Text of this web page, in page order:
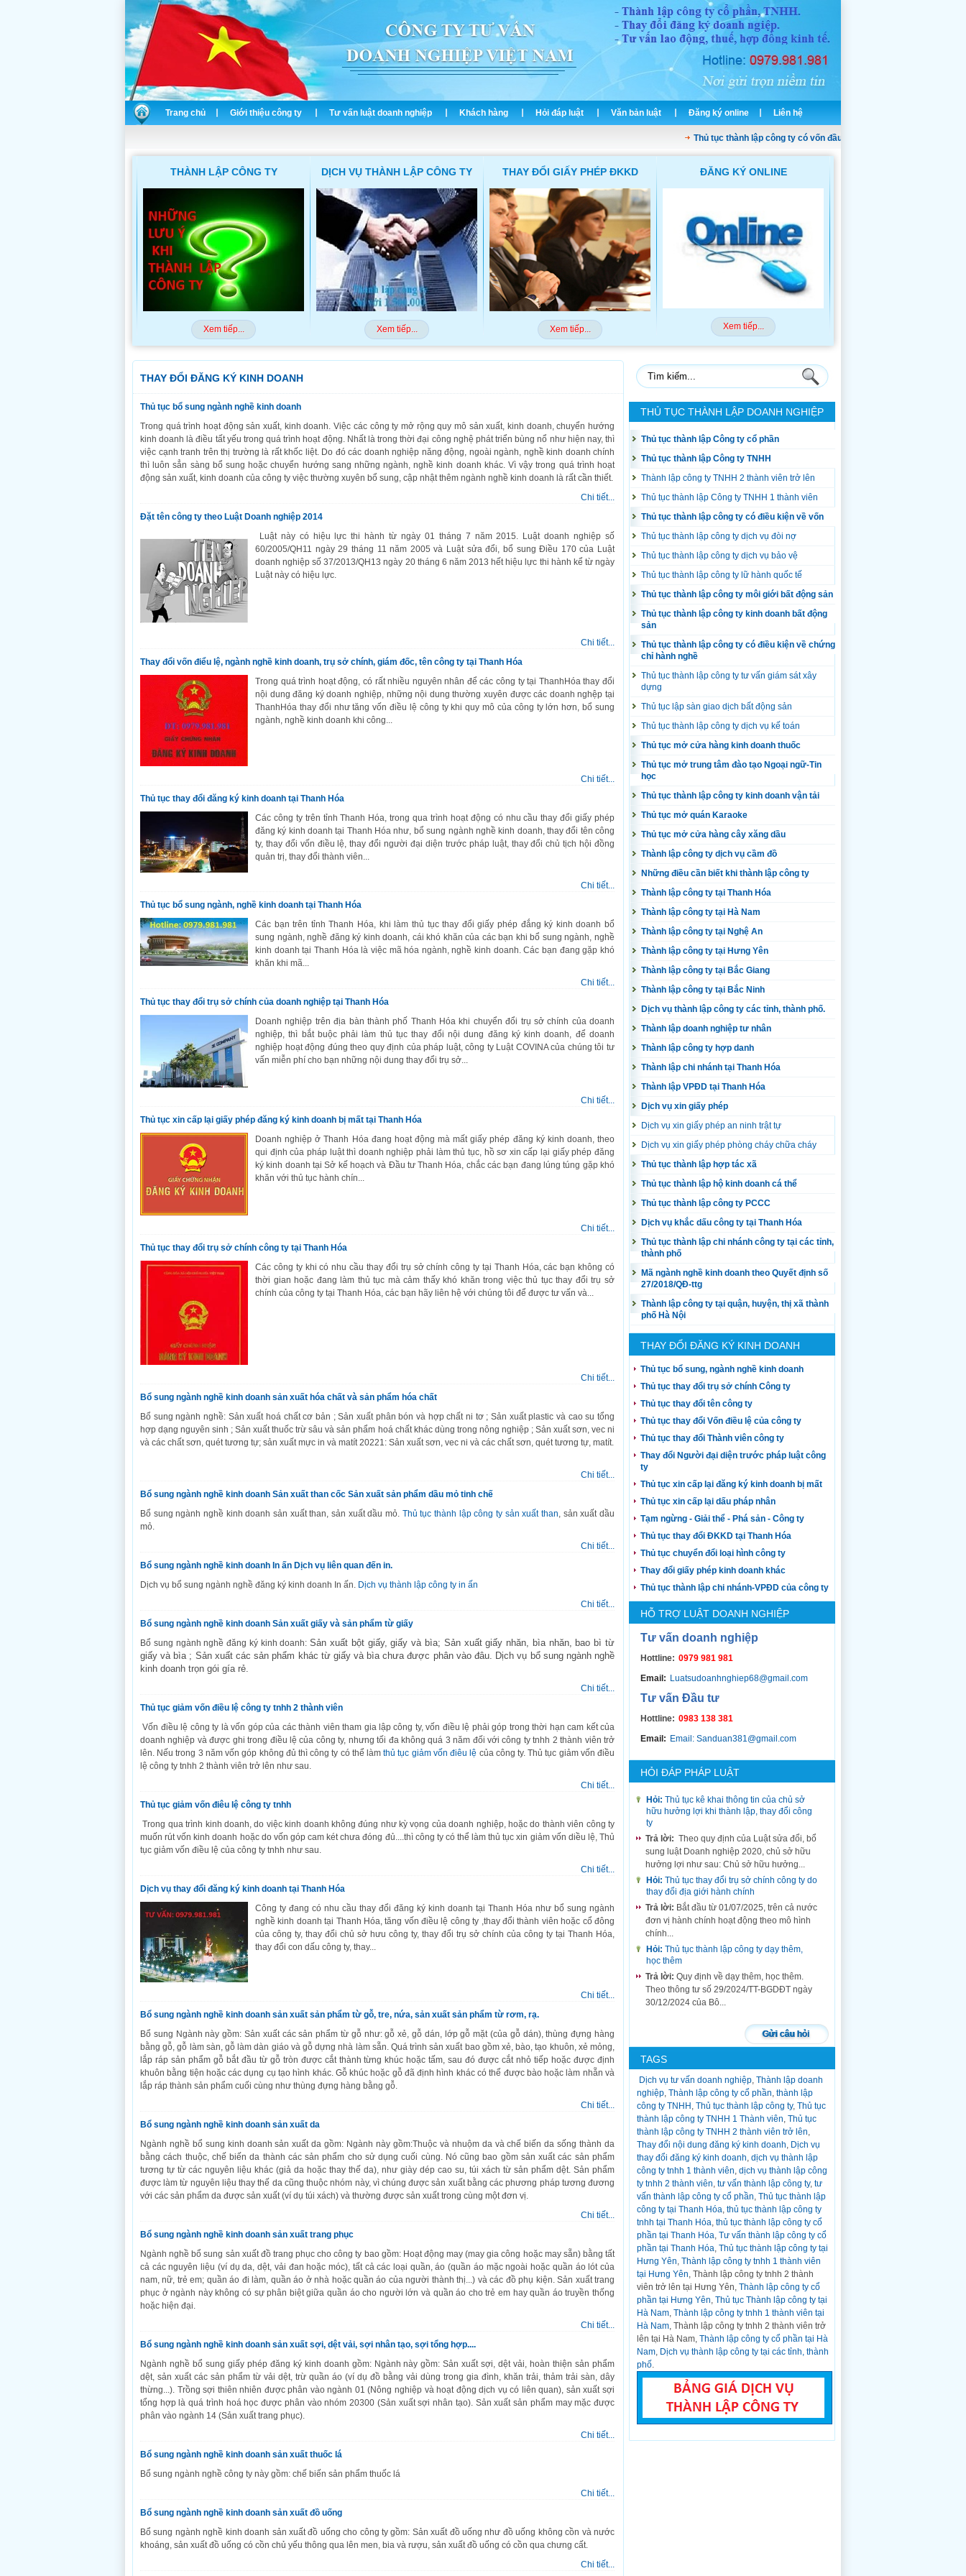
Trang chủ Giới thiệu công ty Tư vấn luật doanh nghiệp Khách hàng Hỏi đáp luật Văn bản luật Đăng ký online Liên hệ
Thủ tục thành lập công ty có vốn đầu tư nước ngoài
THÀNH LẬP CÔNG TY
Xem tiếp...
DỊCH VỤ THÀNH LẬP CÔNG TY
Xem tiếp...
THAY ĐỔI GIẤY PHÉP ĐKKD
Xem tiếp...
ĐĂNG KÝ ONLINE
Xem tiếp...
THAY ĐỔI ĐĂNG KÝ KINH DOANH
Thủ tục bổ sung ngành nghề kinh doanh
Trong quá trình hoạt động sản xuất, kinh doanh. Việc các công ty mở rộng quy mô sản xuất, kinh doanh, chuyển hướng
kinh doanh là điều tất yếu trong quá trình hoạt động. Nhất là trong thời đại công nghệ phát triển bùng nổ như hiện nay, thì
việc cạnh tranh trên thị trường là rất khốc liệt. Do đó các doanh nghiệp năng động, ngoài ngành, nghề kinh doanh chính
thì luôn sẳn sàng bổ sung hoặc chuyển hướng sang những ngành, nghề kinh doanh khác. Vì vậy trong quá trình hoạt
động sản xuất, kinh doanh của công ty việc thường xuyên bổ sung, cập nhật thêm ngành nghề kinh doanh là rất cần thiết.
Chi tiết...
Đặt tên công ty theo Luật Doanh nghiệp 2014
Luật này có hiệu lực thi hành từ ngày 01 tháng 7 năm 2015. Luật doanh nghiệp số
60/2005/QH11 ngày 29 tháng 11 năm 2005 và Luật sửa đổi, bổ sung Điều 170 của Luật
doanh nghiệp số 37/2013/QH13 ngày 20 tháng 6 năm 2013 hết hiệu lực thi hành kể từ ngày
Luật này có hiệu lực.
Chi tiết...
Thay đổi vốn điểu lệ, ngành nghề kinh doanh, trụ sở chính, giám đốc, tên công ty tại Thanh Hóa
Trong quá trình hoạt động, có rất nhiều nguyên nhân để các công ty tại ThanhHóa thay đổi
nội dung đăng ký doanh nghiệp, những nội dung thường xuyên được các doanh nghệp tại
ThanhHóa thay đổi như tăng vốn điều lệ công ty khi quy mô của công ty lớn hơn, bổ sung
ngành, nghề kinh doanh khi công...
Chi tiết...
Thủ tục thay đổi đăng ký kinh doanh tại Thanh Hóa
Các công ty trên tỉnh Thanh Hóa, trong qua trình hoạt động có nhu cầu thay đổi giấy phép
đăng ký kinh doanh tại Thanh Hóa như, bổ sung ngành nghề kinh doanh, thay đổi tên công
ty, thay đổi vốn điều lệ, thay đổi người đại diện trước pháp luật, thay đổi chủ tịch hội đồng
quản trị, thay đổi thành viên...
Chi tiết...
Thủ tục bổ sung ngành, nghề kinh doanh tại Thanh Hóa
Các bạn trên tỉnh Thanh Hóa, khi làm thủ tục thay đổi giấy phép đắng ký kinh doanh bổ
sung ngành, nghề đăng ký kinh doanh, cái khó khăn của các bạn khi bổ sung ngành, nghề
kinh doanh tại Thanh Hóa là việc mã hóa ngành, nghề kinh doanh. Các bạn đang gặp khó
khăn khi mã...
Chi tiết...
Thủ tục thay đổi trụ sở chính của doanh nghiệp tại Thanh Hóa
Doanh nghiệp trên địa bàn thành phố Thanh Hóa khi chuyển đổi trụ sở chính của doanh
nghiệp, thì bắt buộc phải làm thủ tục thay đổi nội dung đăng ký kinh doanh, để doanh
nghiệp hoạt động đúng theo quy định của pháp luật, công ty Luật COVINA của chúng tôi tư
vấn miễn phí cho bạn những nội dung thay đổi trụ sở...
Chi tiết...
Thủ tục xin cấp lại giấy phép đăng ký kinh doanh bị mất tại Thanh Hóa
Doanh nghiệp ở Thanh Hóa đang hoạt động mà mất giấy phép đăng ký kinh doanh, theo
qui định của pháp luật thì doanh nghiệp phải làm thủ tục, hồ sơ xin cấp lại giấy phép đăng
ký kinh doanh tại Sở kế hoạch và Đầu tư Thanh Hóa, chắc các bạn đang lúng túng gặp khó
khăn với thủ tục hành chín...
Chi tiết...
Thủ tục thay đổi trụ sở chính công ty tại Thanh Hóa
Các công ty khi có nhu cầu thay đổi trụ sở chính công ty tại Thanh Hóa, các bạn không có
thời gian hoặc đang làm thủ tục mà cảm thấy khó khăn trong việc thủ tục thay đổi trụ sở
chính của công ty tại Thanh Hóa, các bạn hãy liên hệ với chúng tôi để được tư vấn và...
Chi tiết...
Bổ sung ngành nghề kinh doanh sản xuất hóa chất và sản phẩm hóa chất
Bổ sung ngành nghề: Sản xuất hoá chất cơ bản ; Sản xuất phân bón và hợp chất ni tơ ; Sản xuất plastic và cao su tổng
hợp dạng nguyên sinh ; Sản xuất thuốc trừ sâu và sản phẩm hoá chất khác dùng trong nông nghiệp ; Sản xuất sơn, vec ni
và các chất sơn, quét tương tự; sản xuất mực in và matít 20221: Sản xuất sơn, vec ni và các chất sơn, quét tương tự, matít.
Chi tiết...
Bổ sung ngành nghề kinh doanh Sản xuất than cốc Sản xuất sản phẩm dầu mỏ tinh chế
Bổ sung ngành nghề kinh doanh sản xuất than, sản xuất dầu mỏ. Thủ tục thành lập công ty sản xuất than, sản xuất dầu
mỏ.
Chi tiết...
Bổ sung ngành nghề kinh doanh In ấn Dịch vụ liên quan đến in.
Dịch vụ bổ sung ngành nghề đăng ký kinh doanh In ấn. Dịch vụ thành lập công ty in ấn
Chi tiết...
Bổ sung ngành nghề kinh doanh Sản xuất giấy và sản phẩm từ giấy
Bổ sung ngành nghề đăng ký kinh doanh:Sản xuất bột giấy, giấy và bìa; Sản xuất giấy nhăn, bìa nhăn, bao bì từ
giấy và bìa ; Sản xuất các sản phẩm khác từ giấy và bìa chưa được phân vào đâu. Dịch vụ bổ sung ngành nghề
kinh doanh trọn gói gía rẻ.
Chi tiết...
Thủ tục giảm vốn điều lệ công ty tnhh 2 thành viên
Vốn điều lệ công ty là vốn góp của các thành viên tham gia lập công ty, vốn điều lệ phải góp trong thời hạn cam kết của
doanh nghiệp và được ghi trong điều lệ của công ty, nhưng tối đa không quá 3 năm đối với công ty tnhh 2 thành viên trở
lên. Nếu trong 3 năm vốn góp không đủ thì công ty có thể làmthủ tục giảm vốn điêu lệ của công ty. Thủ tục giảm vốn điều
lệ công ty tnhh 2 thành viên trở lên như sau.
Chi tiết...
Thủ tục giảm vốn điêu lệ công ty tnhh
Trong qua trình kinh doanh, do việc kinh doanh không đúng như kỳ vọng của doanh nghiệp, hoặc do thành viên công ty
muốn rút vốn kinh doanh hoặc do vốn góp cam két chưa đóng đủ....thì công ty có thể làm thủ tục xin giảm vốn diều lệ, Thủ
tục giảm vốn điều lệ của công ty tnhh như sau.
Chi tiết...
Dịch vụ thay đổi đăng ký kinh doanh tại Thanh Hóa
Công ty đang có nhu cầu thay đổi đăng ký kinh doanh tại Thanh Hóa như bổ sung ngành
nghề kinh doanh tại Thanh Hóa, tăng vốn điều lệ công ty ,thay đổi thành viên hoặc cổ đông
của công ty, thay đổi chủ sở hưu công ty, thay đổi trụ sở chính của công ty tại Thanh Hóa,
thay đổi con dấu công ty, thay...
Chi tiết...
Bổ sung ngành nghề kinh doanh sản xuất sản phẩm từ gỗ, tre, nứa, sản xuất sản phẩm từ rơm, rạ.
Bổ sung Ngành này gồm: Sản xuất các sản phẩm từ gỗ như: gỗ xẻ, gỗ dán, lớp gỗ mặt (của gỗ dán), thùng đựng hàng
bằng gỗ, gỗ làm sàn, gỗ làm dàn giáo và gỗ dựng nhà làm sẵn. Quá trình sản xuất bao gồm xẻ, bào, tạo khuôn, xẻ mỏng,
lắp ráp sản phẩm gỗ bắt đầu từ gỗ tròn được cắt thành từng khúc hoặc tấm, sau đó được cắt nhỏ tiếp hoặc được định
khuôn bằng tiện hoặc các dụng cụ tạo hình khác. Gỗ khúc hoặc gỗ đã định hình khác có thể được bào hoặc làm nhẵn và
lắp ráp thành sản phẩm cuối cùng như thùng đựng hàng bằng gỗ.
Chi tiết...
Bổ sung ngành nghề kinh doanh sản xuất da
Ngành nghề bổ sung kinh doanh sản xuất da gồm: Ngành này gồm:Thuộc và nhuộm da và chế biến da sống thành da
bằng cách thuộc, chế biến da thành các sản phẩm cho sử dụng cuối cùng. Nó cũng bao gồm sản xuất các sản phẩm
tương tự từ các nguyên liệu khác (giả da hoặc thay thế da), như giày dép cao su, túi xách từ sản phẩm dệt. Sản phẩm
được làm từ nguyên liệu thay thế da cũng thuộc nhóm này, vì chúng được sản xuất bằng các phương pháp tương đương
với các sản phẩm da được sản xuất (ví dụ túi xách) và thường được sản xuất trong cùng một đơn vị.
Chi tiết...
Bổ sung ngành nghề kinh doanh sản xuất trang phục
Ngành nghề bổ sung sản xuất đồ trang phục cho công ty bao gồm: Hoạt động may (may gia công hoặc may sẵn) bằng tất
cả các nguyên liệu (ví dụ da, dệt, vải đan hoặc móc), tất cả các loại quần, áo (quần áo mặc ngoài hoặc quần áo lót của
nam, nữ, trẻ em; quần áo đi làm, quần áo ở nhà hoặc quần áo của người thành thị...) và các đồ phụ kiện. Sản xuất trang
phục ở ngành này không có sự phân biệt giữa quần áo cho người lớn và quần áo cho trẻ em hay quần áo truyền thống
hoặc hiện đại.
Chi tiết...
Bổ sung ngành nghề kinh doanh sản xuất sợi, dệt vải, sợi nhân tạo, sợi tổng hợp....
Ngành nghề bổ sung giấy phép đăng ký kinh doanh gồm: Ngành này gồm: Sản xuất sợi, dệt vải, hoàn thiện sản phẩm
dệt, sản xuất các sản phẩm từ vải dệt, trừ quần áo (ví dụ đồ bằng vải dùng trong gia đình, khăn trải, thảm trải sàn, dây
thừng...). Trồng sợi thiên nhiên được phân vào ngành 01 (Nông nghiệp và hoạt động dịch vụ có liên quan), sản xuất sợi
tổng hợp là quá trình hoá học được phân vào nhóm 20300 (Sản xuất sợi nhân tạo). Sản xuất sản phẩm may mặc được
phân vào ngành 14 (Sản xuất trang phục).
Chi tiết...
Bổ sung ngành nghề kinh doanh sản xuất thuốc lá
Bổ sung ngành nghề công ty này gồm: chế biến sản phẩm thuốc lá
Chi tiết...
Bổ sung ngành nghề kinh doanh sản xuất đồ uống
Bổ sung ngành nghề kinh doanh sản xuất đồ uống cho công ty gồm: Sản xuất đồ uống như đồ uống không cồn và nước
khoáng, sản xuất đồ uống có cồn chủ yếu thông qua lên men, bia và rượu, sản xuất đồ uống có cồn qua chưng cất.
Chi tiết...
THỦ TỤC THÀNH LẬP DOANH NGHIỆP
Thủ tục thành lập Công ty cổ phần
Thủ tục thành lập Công ty TNHH
Thành lập công ty TNHH 2 thành viên trở lên
Thủ tục thành lập Công ty TNHH 1 thành viên
Thủ tục thành lập công ty có điều kiện về vốn
Thủ tục thành lập công ty dịch vụ đòi nợ
Thủ tục thành lập công ty dịch vụ bảo vệ
Thủ tục thành lập công ty lữ hành quốc tế
Thủ tục thành lập công ty môi giới bất động sản
Thủ tục thành lập công ty kinh doanh bất động
sản
Thủ tục thành lập công ty có điều kiện về chứng
chỉ hành nghề
Thủ tục thành lập công ty tư vấn giám sát xây
dựng
Thủ tục lập sàn giao dịch bất động sản
Thủ tục thành lập công ty dịch vụ kế toán
Thủ tục mở cửa hàng kinh doanh thuốc
Thủ tục mở trung tâm đào tạo Ngoại ngữ-Tin
học
Thủ tục thành lập công ty kinh doanh vận tải
Thủ tục mở quán Karaoke
Thủ tục mở cửa hàng cây xăng dầu
Thành lập công ty dịch vụ cầm đồ
Những điều cần biết khi thành lập công ty
Thành lập công ty tại Thanh Hóa
Thành lập công ty tại Hà Nam
Thành lập công ty tại Nghệ An
Thành lập công ty tại Hưng Yên
Thành lập công ty tại Bắc Giang
Thành lập công ty tại Bắc Ninh
Dịch vụ thành lập công ty các tỉnh, thành phố.
Thành lập doanh nghiệp tư nhân
Thành lập công ty hợp danh
Thành lập chi nhánh tại Thanh Hóa
Thành lập VPĐD tại Thanh Hóa
Dịch vụ xin giấy phép
Dịch vụ xin giấy phép an ninh trật tự
Dịch vụ xin giấy phép phòng cháy chữa cháy
Thủ tục thành lập hợp tác xã
Thủ tục thành lập hộ kinh doanh cá thể
Thủ tục thành lập công ty PCCC
Dịch vụ khắc dấu công ty tại Thanh Hóa
Thủ tục thành lập chi nhánh công ty tại các tỉnh,
thành phố
Mã ngành nghề kinh doanh theo Quyết định số
27/2018/QĐ-ttg
Thành lập công ty tại quận, huyện, thị xã thành
phố Hà Nội
THAY ĐỔI ĐĂNG KÝ KINH DOANH
Thủ tục bổ sung, ngành nghề kinh doanh
Thủ tục thay đổi trụ sở chính Công ty
Thủ tục thay đổi tên công ty
Thủ tục thay đổi Vốn điều lệ của công ty
Thủ tục thay đổi Thành viên công ty
Thay đổi Người đại diện trước pháp luật công
ty
Thủ tục xin cấp lại đăng ký kinh doanh bị mất
Thủ tục xin cấp lại dấu pháp nhân
Tạm ngừng - Giải thể - Phá sản - Công ty
Thủ tục thay đổi ĐKKD tại Thanh Hóa
Thủ tục chuyển đổi loại hình công ty
Thay đổi giấy phép kinh doanh khác
Thủ tục thành lập chi nhánh-VPĐD của công ty
HỖ TRỢ LUẬT DOANH NGHIỆP
Tư vấn doanh nghiệp
Hottline: 0979 981 981
Email: Luatsudoanhnghiep68@gmail.com
Tư vấn Đầu tư
Hottline: 0983 138 381
Email: Email: Sanduan381@gmail.com
HỎI ĐÁP PHÁP LUẬT
Hỏi: Thủ tục kê khai thông tin của chủ sở
hữu hưởng lợi khi thành lập, thay đổi công
ty
Trả lời: Theo quy định của Luật sửa đổi, bổ
sung luật Doanh nghiệp 2020, chủ sở hữu
hưởng lợi như sau: Chủ sở hữu hưởng...
Hỏi: Thủ tục thay đổi trụ sở chính công ty do
thay đổi địa giới hành chính
Trả lời: Bắt đầu từ 01/07/2025, trên cả nước
đơn vị hành chính hoạt động theo mô hình
chính...
Hỏi: Thủ tục thành lập công ty dạy thêm,
học thêm
Trả lời: Quy định về dạy thêm, học thêm.
Theo thông tư số 29/2024/TT-BGDĐT ngày
30/12/2024 của Bộ...
tnhh 1 thành viên thành công ty tnhh 2
Trả lời:
tnhh 1 thành viên, công ty cổ phần, công...
Hỏi:Thủ tục giải thể công ty?
Trả lời:Thủ tục giải thể công ty chia làm 3
bước: Bước 1: Soạn hồ sơ đăng Quyết định
giải thể trên cổng...
Hỏi:Thủ tục tạm ngừng hoạt động công ty?
Trả lời:Nhiều công ty trong quá trình hoạt
động kể cả đã hoạt động lâu năm và mới
thành...
Hỏi:Thủ tục thay đổi thông tin người đại
diện theo pháp luật khi thay đổi sang cccd
gắn chíp
Trả lời:Thủ tục thay đổi thông tin của người
đại diện theo pháp luật khi có thay đổi
CCCD gắn chíp...
Hỏi: Nghị định Số: 01/2021/NĐ-CP Về
Đăng ký Doanh nghiệp ngày 04 tháng 01
năm 2021
Trả lời:CHÍNH PHỦ ------- ...
Hỏi:Thành lập công ty kinh doanh bất động
sản tại Thanh Hóa
Trả lời:
doanh bất động sản trên cả nước phát triển
nhanh và bất động...
Mẫu văn bản đăng ký doanh nghiệp,
hộ kinh doanh ban hành kèm theo Thông tư
Trả lời:DANH MỤC CÁC MẪU VĂN BẢN
Gửi câu hỏi
TAGS
Dịch vụ tư vấn doanh nghiệp, Thành lập doanh
nghiệp, Thành lập công ty cổ phần, thành lập
công ty TNHH , Thủ tục thành lập công ty, Thủ tục
thành lập công ty TNHH 1 Thành viên, Thủ tục
thành lập công ty TNHH 2 thành viên trở lên,
Thay đổi nội dung đăng ký kinh doanh, Dịch vụ
thay đổi đăng ký kinh doanh, dịch vụ thành lập
công ty tnhh 1 thành viên, dịch vụ thành lập công
ty tnhh 2 thành viên, tư vấn thành lập công ty, tư
vấn thành lập công ty cổ phần, Thủ tục thành lập
công ty tại Thanh Hóa, thủ tục thành lập công ty
tnhh tại Thanh Hóa, thủ tục thành lập công ty cổ
phần tại Thanh Hóa, Tư vấn thành lập công ty cổ
phần tại Thanh Hóa, Thủ tục thành lập công ty tại
Hưng Yên, Thành lập công ty tnhh 1 thành viên
tại Hưng Yên, Thành lập công ty tnhh 2 thành
viên trở lên tại Hưng Yên, Thành lập công ty cổ
phần tại Hưng Yên, Thủ tục Thành lập công ty tại
Hà Nam, Thành lập công ty tnhh 1 thành viên tại
Hà Nam, Thành lập công ty tnhh 2 thành viên trở
lên tại Hà Nam, Thành lập công ty cổ phần tại Hà
Nam, Dịch vụ thành lập công ty tại các tỉnh, thành
phố.